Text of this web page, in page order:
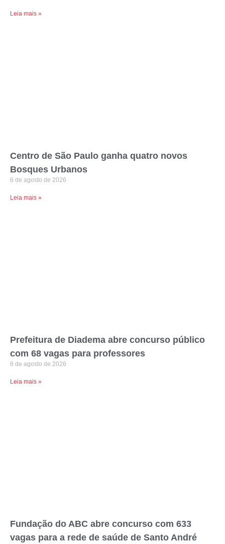
Leia mais »
Centro de São Paulo ganha quatro novos
Bosques Urbanos
6 de agosto de 2026
Leia mais »
Prefeitura de Diadema abre concurso público
com 68 vagas para professores
6 de agosto de 2026
Leia mais »
Fundação do ABC abre concurso com 633
vagas para a rede de saúde de Santo André